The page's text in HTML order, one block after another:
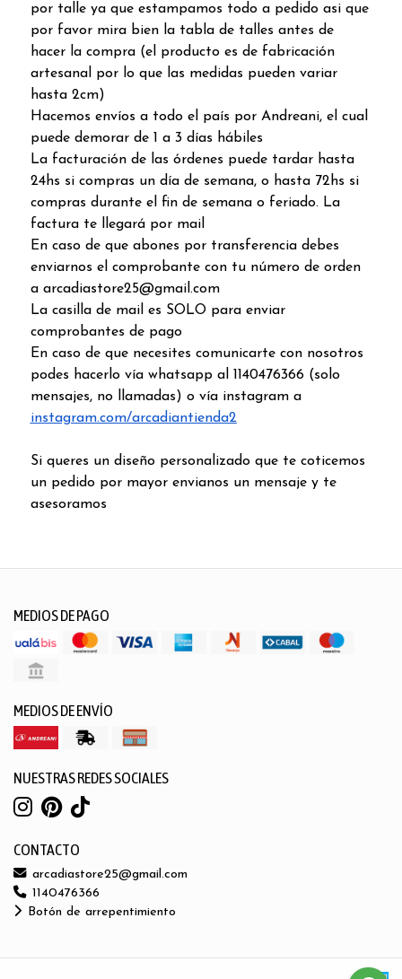
por talle ya que estampamos todo a pedido asi que
por favor mira bien la tabla de talles antes de
hacer la compra (el producto es de fabricación
artesanal por lo que las medidas pueden variar
hasta 2cm)
Hacemos envíos a todo el país por Andreani, el cual
puede demorar de 1 a 3 días hábiles
La facturación de las órdenes puede tardar hasta
24hs si compras un día de semana, o hasta 72hs si
compras durante el fin de semana o feriado. La
factura te llegará por mail
En caso de que abones por transferencia debes
enviarnos el comprobante con tu número de orden
a arcadiastore25@gmail.com
La casilla de mail es SOLO para enviar
comprobantes de pago
En caso de que necesites comunicarte con nosotros
podes hacerlo vía whatsapp al 1140476366 (solo
mensajes, no llamadas) o vía instagram a
instagram.com/arcadiantienda2
Si queres un diseño personalizado que te coticemos
un pedido por mayor envianos un mensaje y te
asesoramos
MEDIOS DE PAGO
MEDIOS DE ENVÍO
NUESTRAS REDES SOCIALES
CONTACTO
arcadiastore25@gmail.com
1140476366
Botón de arrepentimiento